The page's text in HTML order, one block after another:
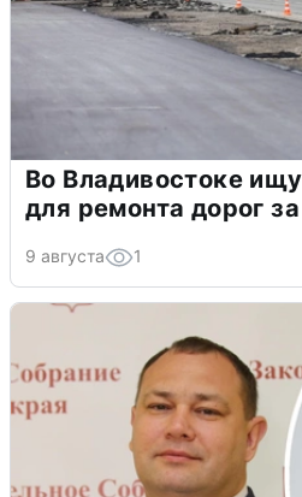
Во Владивостоке
для ремонта дорог
9 августа 1